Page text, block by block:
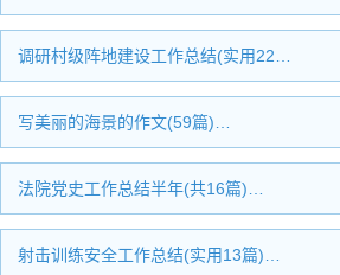
调研村级阵地建设工作总结(实用22…
写美丽的海景的作文(59篇)…
法院党史工作总结半年(共16篇)…
射击训练安全工作总结(实用13篇)…